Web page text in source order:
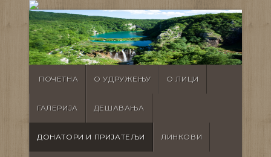
ПОЧЕТНА О УДРУЖЕЊУ О ЛИЦИ
ГАЛЕРИЈА ДЕШАВАЊА
ДОНАТОРИ И ПРИЈАТЕЉИ ЛИНКОВИ